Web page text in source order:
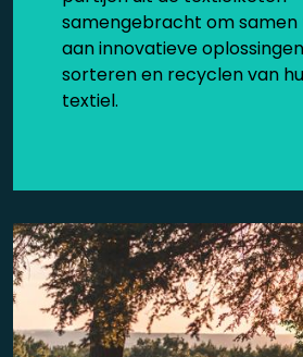
samengebracht om
aan innovatieve
sorteren en recyclen van
textiel.